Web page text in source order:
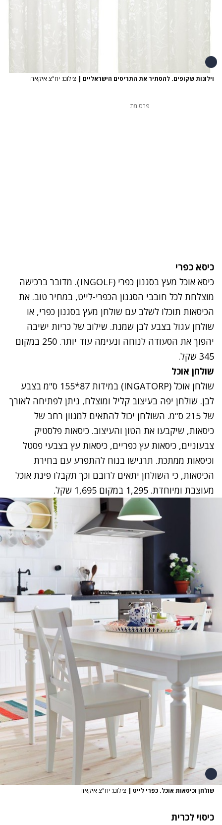
וילונות שקופים. להסתיר את התריסים הישראליים | צילום: יח"צ איקאה
פרסומת
כיסא כפרי
כיסא אוכל מעץ בסגנון כפרי (
INGOLF). מדובר ברכישה
מוצלחת לכל חובבי הסגנון הכפרי-לייט, במחיר טוב. את
הכיסאות תוכלו לשלב עם שולחן מעץ בסגנון כפרי, או
שולחן עגול בצבע לבן שמנת. שילוב של כריות ישיבה
יהפוך את הסעודה לנוחה ונעימה עוד יותר. 250 במקום
345 שקל.
שולחן אוכל
שולחן אוכל (INGATORP) במידות 87*155 ס"מ בצבע
לבן. שולחן יפה בעיצוב קליל ומוצלח, ניתן לפתיחה לאורך
של 215 ס"מ. השולחן יכול להתאים למגוון רחב של
כיסאות, שיקבעו את הטון והעיצוב. כיסאות פלסטיק
צבעוניים, כיסאות עץ כפריים, כיסאות עץ בצבעי פסטל
וכיסאות ממתכת. תרגישו בנוח להתפרע עם בחירת
הכיסאות, כי השולחן יתאים לרובם וכך תקבלו פינת אוכל
מעוצבת ומיוחדת. 1,295 במקום 1,695 שקל.
שולחן וכיסאות אוכל. כפרי לייט | צילום: יח"צ איקאה
כיסוי לכרית